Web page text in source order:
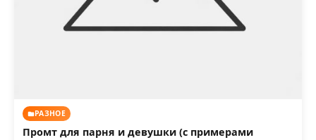
РАЗНОЕ
Промт для парня и девушки (с примерами